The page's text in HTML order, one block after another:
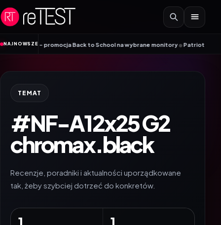
Przejdź do treści
NAJNOWSZE
– promocja Back to School na wybrane monitory•Patriot i ROG łączą
TEMAT
#NF-A12x25 G2
chromax.black
Recenzje, poradniki i aktualności uporządkowane
tak, żeby szybciej dotrzeć do konkretów.